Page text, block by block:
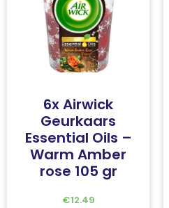
6x Airwick
Geurkaars
Essential Oils –
Warm Amber
rose 105 gr
€12.49